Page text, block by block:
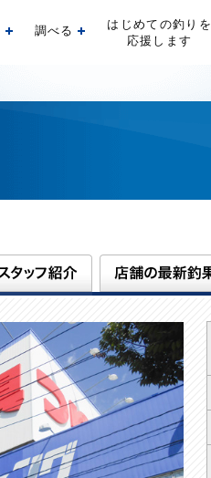
開く調べる 開く
はじめての釣りを
応援します